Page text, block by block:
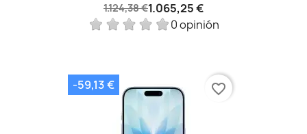
1.124,38 €1.065,25 €
0 opinión
-59,13 € favorite_border